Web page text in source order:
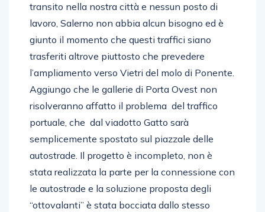
transito nella nostra città e nessun posto di
lavoro, Salerno non abbia alcun bisogno ed è
giunto il momento che questi traffici siano
trasferiti altrove piuttosto che prevedere
l’ampliamento verso Vietri del molo di Ponente.
Aggiungo che le gallerie di Porta Ovest non
risolveranno affatto il problema del traffico
portuale, che dal viadotto Gatto sarà
semplicemente spostato sul piazzale delle
autostrade. Il progetto è incompleto, non è
stata realizzata la parte per la connessione con
le autostrade e la soluzione proposta degli
“ottovalanti” è stata bocciata dallo stesso